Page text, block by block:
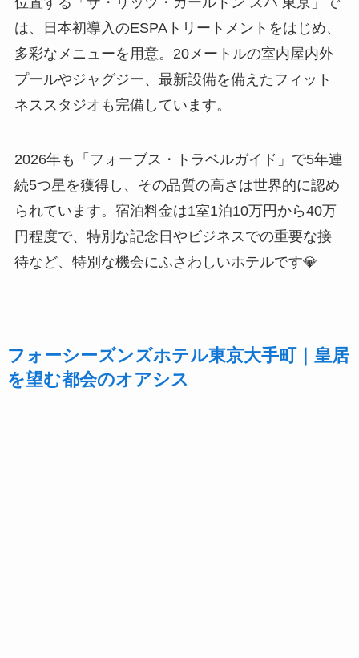
は、日本初導入のESPAトリートメントをはじめ、
多彩なメニューを用意。20メートルの室内屋内外
プールやジャグジー、最新設備を備えたフィット
ネススタジオも完備しています。
2026年も「フォーブス・トラベルガイド」で5年連
続5つ星を獲得し、その品質の高さは世界的に認め
られています。宿泊料金は1室1泊10万円から40万
円程度で、特別な記念日やビジネスでの重要な接
待など、特別な機会にふさわしいホテルです💎
フォーシーズンズホテル東京大手町｜皇居
を望む都会のオアシス